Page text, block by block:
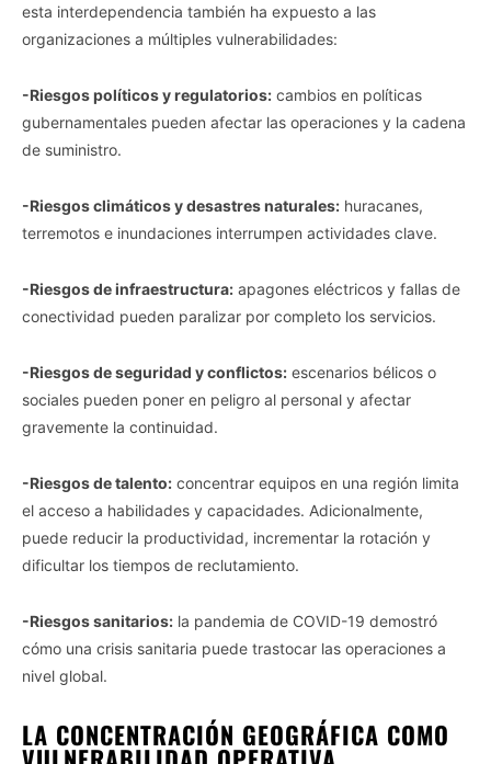
esta interdependencia también ha expuesto a las
organizaciones a múltiples vulnerabilidades:
-Riesgos políticos y regulatorios: cambios en políticas
gubernamentales pueden afectar las operaciones y la cadena
de suministro.
-Riesgos climáticos y desastres naturales: huracanes,
terremotos e inundaciones interrumpen actividades clave.
-Riesgos de infraestructura: apagones eléctricos y fallas de
conectividad pueden paralizar por completo los servicios.
-Riesgos de seguridad y conflictos: escenarios bélicos o
sociales pueden poner en peligro al personal y afectar
gravemente la continuidad.
-Riesgos de talento: concentrar equipos en una región limita
el acceso a habilidades y capacidades. Adicionalmente,
puede reducir la productividad, incrementar la rotación y
dificultar los tiempos de reclutamiento.
-Riesgos sanitarios: la pandemia de COVID-19 demostró
cómo una crisis sanitaria puede trastocar las operaciones a
nivel global.
LA CONCENTRACIÓN GEOGRÁFICA COMO